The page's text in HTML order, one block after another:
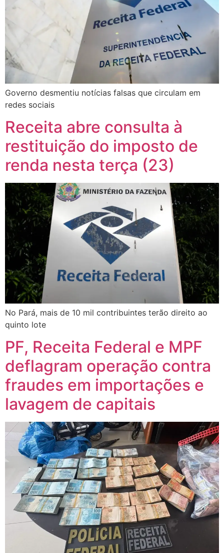
Governo desmentiu notícias falsas que circulam em
redes sociais
Receita abre consulta à
restituição do imposto de
renda nesta terça (23)
No Pará, mais de 10 mil contribuintes terão direito ao
quinto lote
PF, Receita Federal e MPF
deflagram operação contra
fraudes em importações e
lavagem de capitais